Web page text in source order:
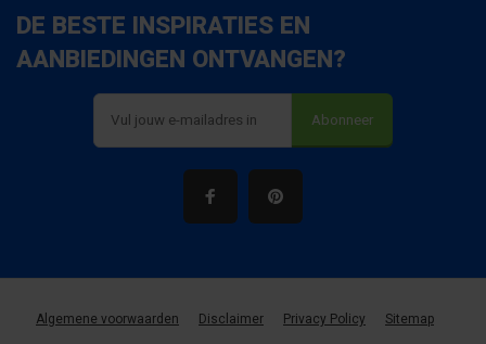
DE BESTE INSPIRATIES EN
AANBIEDINGEN ONTVANGEN?
Abonneer
Algemene voorwaarden Disclaimer Privacy Policy Sitemap